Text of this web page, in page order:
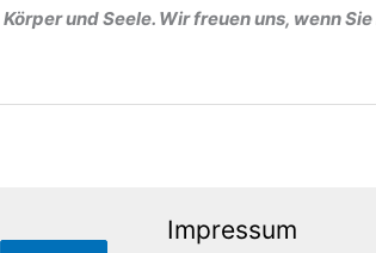
und Seele. Wir freuen uns, wenn
Impressum